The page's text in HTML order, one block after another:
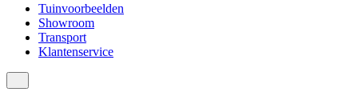
Tuinvoorbeelden
Showroom
Transport
Klantenservice